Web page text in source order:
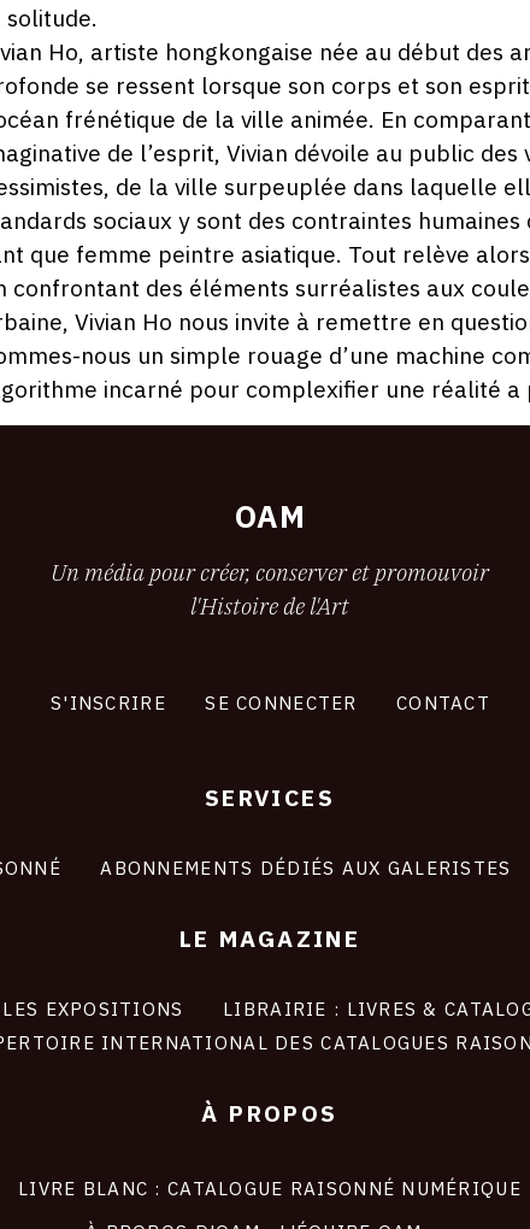
solitude.
Ho, artiste hongkongaise née au début des
se ressent lorsque son corps et son
frénétique de la ville animée. En
de l’esprit, Vivian dévoile au public
de la ville surpeuplée dans laquelle
sociaux y sont des contraintes
que femme peintre asiatique. Tout relève
confrontant des éléments surréalistes aux
Vivian Ho nous invite à remettre en
nous un simple rouage d’une machine
incarné pour complexifier une réalité a
OAM
Un média pour créer, conserver et promouvoir
l'Histoire de l'Art
S'INSCRIRE SE CONNECTER CONTACT
SERVICES
ABONNEMENTS DÉDIÉS AUX GALERISTES
LE MAGAZINE
LES EXPOSITIONS LIBRAIRIE : LIVRES &
INTERNATIONAL DES CATALOGUES
À PROPOS
LIVRE BLANC : CATALOGUE RAISONNÉ NUMÉRIQUE